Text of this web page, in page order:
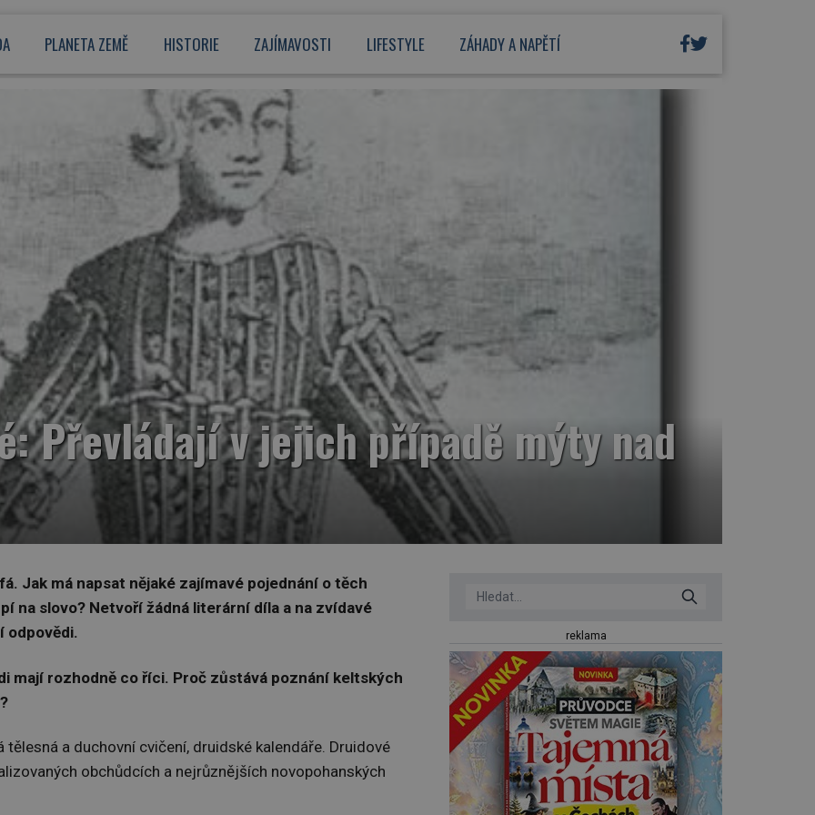
PLANETA ZEMĚ HISTORIE ZAJÍMAVOSTI LIFESTYLE ZÁHADY A NAPĚTÍ
Převládají v jejich případě mýty nad
Jak má napsat nějaké zajímavé pojednání o těch
na slovo? Netvoří žádná literární díla a na zvídavé
odpovědi.
mají rozhodně co říci. Proč zůstává poznání keltských
a duchovní cvičení, druidské kalendáře. Druidové
obchůdcích a nejrůznějších novopohanských
reklama